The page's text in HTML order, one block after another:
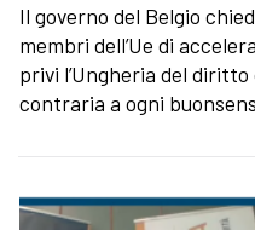
Il governo del Belgio
membri dell’Ue di
privi l’Ungheria del
contraria a ogni